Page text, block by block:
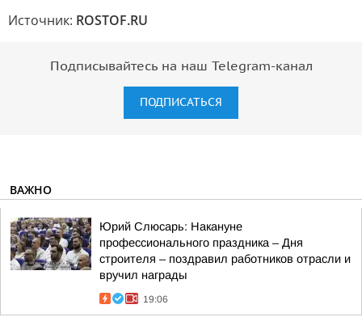
Источник: ROSTOF.RU
Подписывайтесь на наш Telegram-канал
ПОДПИСАТЬСЯ
ВАЖНО
Юрий Слюсарь: Накануне
профессионального праздника – Дня
строителя – поздравил работников отрасли и
вручил награды
19:06